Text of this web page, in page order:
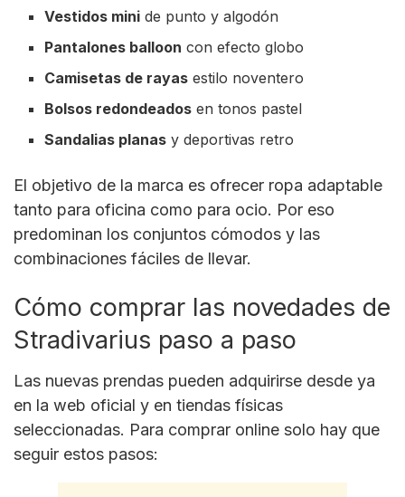
Vestidos mini de punto y algodón
Pantalones balloon con efecto globo
Camisetas de rayas estilo noventero
Bolsos redondeados en tonos pastel
Sandalias planas y deportivas retro
El objetivo de la marca es ofrecer ropa adaptable
tanto para oficina como para ocio. Por eso
predominan los conjuntos cómodos y las
combinaciones fáciles de llevar.
Cómo comprar las novedades de
Stradivarius paso a paso
Las nuevas prendas pueden adquirirse desde ya
en la web oficial y en tiendas físicas
seleccionadas. Para comprar online solo hay que
seguir estos pasos: